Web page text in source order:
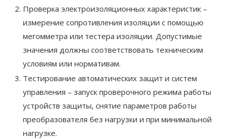
Проверка электроизоляционных характеристик –
измерение сопротивления изоляции с помощью
мегомметра или тестера изоляции. Допустимые
значения должны соответствовать техническим
условиям или нормативам.
Тестирование автоматических защит и систем
управления – запуск проверочного режима работы
устройств защиты, снятие параметров работы
преобразователя без нагрузки и при минимальной
нагрузке.